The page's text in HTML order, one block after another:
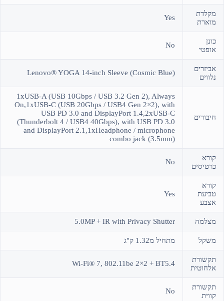
מקלדת
מוארת
Yes
כונן
אופטי
No
אביזרים
נלווים
Lenovo® YOGA 14-inch Sleeve (Cosmic Blue)
חיבורים
1xUSB-A (USB 10Gbps / USB 3.2 Gen 2), Always
On,1xUSB-C (USB 20Gbps / USB4 Gen 2×2), with
USB PD 3.0 and DisplayPort 1.4,2xUSB-C
(Thunderbolt 4 / USB4 40Gbps), with USB PD 3.0
and DisplayPort 2.1,1xHeadphone / microphone
combo jack (3.5mm)
קורא
כרטיסים
No
קורא
טביעת
אצבע
Yes
מצלמה 5.0MP + IR with Privacy Shutter
משקל מתחיל מ1.32 ק"ג
תקשורת
אלחוטית
Wi-Fi® 7, 802.11be 2×2 + BT5.4
תקשורת
קווית
No